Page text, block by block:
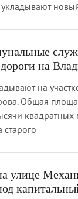
на
на
Общая
квадратных
старого
улице